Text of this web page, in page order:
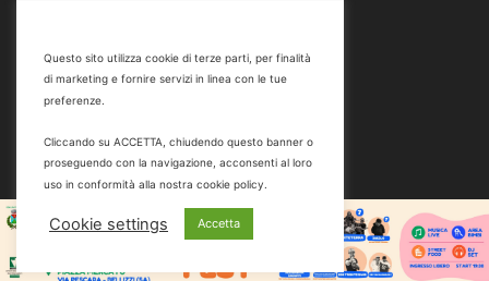
Email
marketing@battipaglia1929.it
carminegaldi@virgilio.it
Questo sito utilizza cookie di terze parti, per finalità
di marketing e fornire servizi in linea con le tue
preferenze.
Cliccando su ACCETTA, chiudendo questo banner o
proseguendo con la navigazione, acconsenti al loro
uso in conformità alla nostra cookie policy.
Cookie settings Accetta